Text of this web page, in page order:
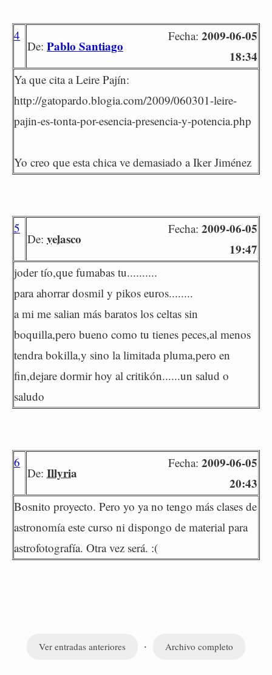
4
De: Pablo Santiago
Fecha: 2009-06-05
18:34
Ya que cita a Leire Pajín:
http://gatopardo.blogia.com/2009/060301-leire-
pajin-es-tonta-por-esencia-presencia-y-potencia.php
Yo creo que esta chica ve demasiado a Iker Jiménez
5
De: velasco
Fecha: 2009-06-05
19:47
joder tío,que fumabas tu..........
para ahorrar dosmil y pikos euros........
a mi me salian más baratos los celtas sin
boquilla,pero bueno como tu tienes peces,al menos
tendra bokilla,y sino la limitada pluma,pero en
fin,dejare dormir hoy al critikón......un salud o
saludo
6
De: Illyria
Fecha: 2009-06-05
20:43
Bosnito proyecto. Pero yo ya no tengo más clases de
astronomía este curso ni dispongo de material para
astrofotografía. Otra vez será. :(
Ver entradas anteriores · Archivo completo